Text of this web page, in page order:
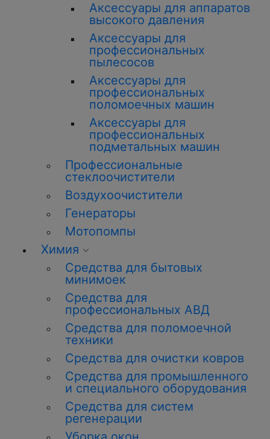
Аксессуары для аппаратов
высокого давления
Аксессуары для
профессиональных
пылесосов
Аксессуары для
профессиональных
поломоечных машин
Аксессуары для
профессиональных
подметальных машин
Профессиональные
стеклоочистители
Воздухоочистители
Генераторы
Мотопомпы
Химия
Средства для бытовых
минимоек
Средства для
профессиональных АВД
Средства для поломоечной
техники
Средства для очистки ковров
Средства для промышленного
и специального оборудования
Средства для систем
регенерации